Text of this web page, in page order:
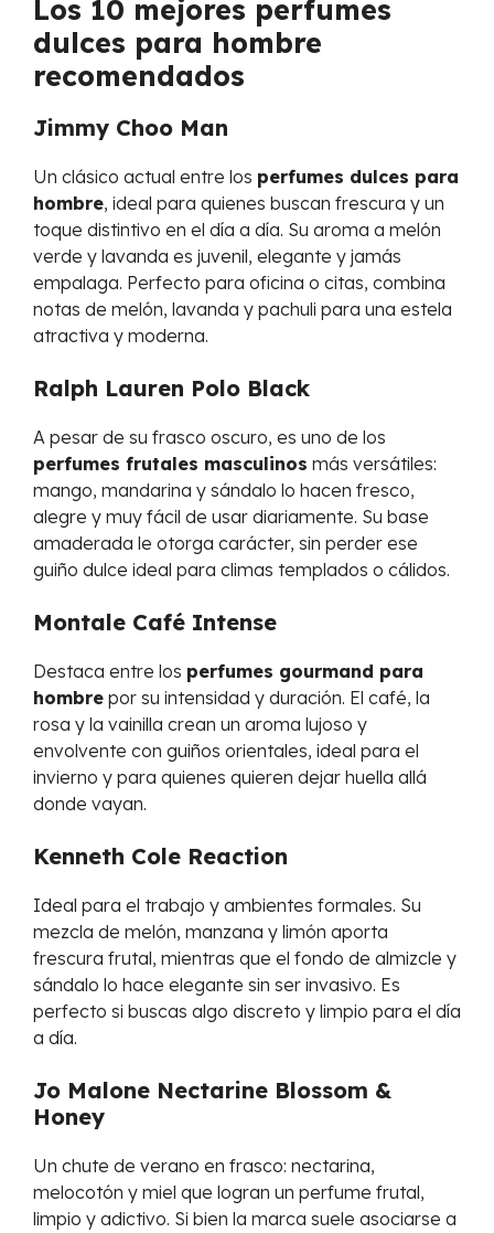
Los 10 mejores perfumes
dulces para hombre
recomendados
Jimmy Choo Man
Un clásico actual entre los perfumes dulces para
hombre, ideal para quienes buscan frescura y un
toque distintivo en el día a día. Su aroma a melón
verde y lavanda es juvenil, elegante y jamás
empalaga. Perfecto para oficina o citas, combina
notas de melón, lavanda y pachuli para una estela
atractiva y moderna.
Ralph Lauren Polo Black
A pesar de su frasco oscuro, es uno de los
perfumes frutales masculinos más versátiles:
mango, mandarina y sándalo lo hacen fresco,
alegre y muy fácil de usar diariamente. Su base
amaderada le otorga carácter, sin perder ese
guiño dulce ideal para climas templados o cálidos.
Montale Café Intense
Destaca entre los perfumes gourmand para
hombre por su intensidad y duración. El café, la
rosa y la vainilla crean un aroma lujoso y
envolvente con guiños orientales, ideal para el
invierno y para quienes quieren dejar huella allá
donde vayan.
Kenneth Cole Reaction
Ideal para el trabajo y ambientes formales. Su
mezcla de melón, manzana y limón aporta
frescura frutal, mientras que el fondo de almizcle y
sándalo lo hace elegante sin ser invasivo. Es
perfecto si buscas algo discreto y limpio para el día
a día.
Jo Malone Nectarine Blossom &
Honey
Un chute de verano en frasco: nectarina,
melocotón y miel que logran un perfume frutal,
limpio y adictivo. Si bien la marca suele asociarse a